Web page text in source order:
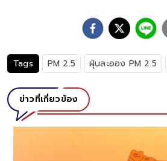
Tags PM 2.5 ฝุ่นละออง PM 2.5
ข่าวที่เกี่ยวข้อง